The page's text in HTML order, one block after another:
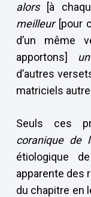
alors [à
meilleur [pour
d’un même
apportons]
d’autres
matriciels
Seuls ces
coranique de
étiologique
apparente des
du chapitre en